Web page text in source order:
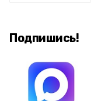
Подпишись!